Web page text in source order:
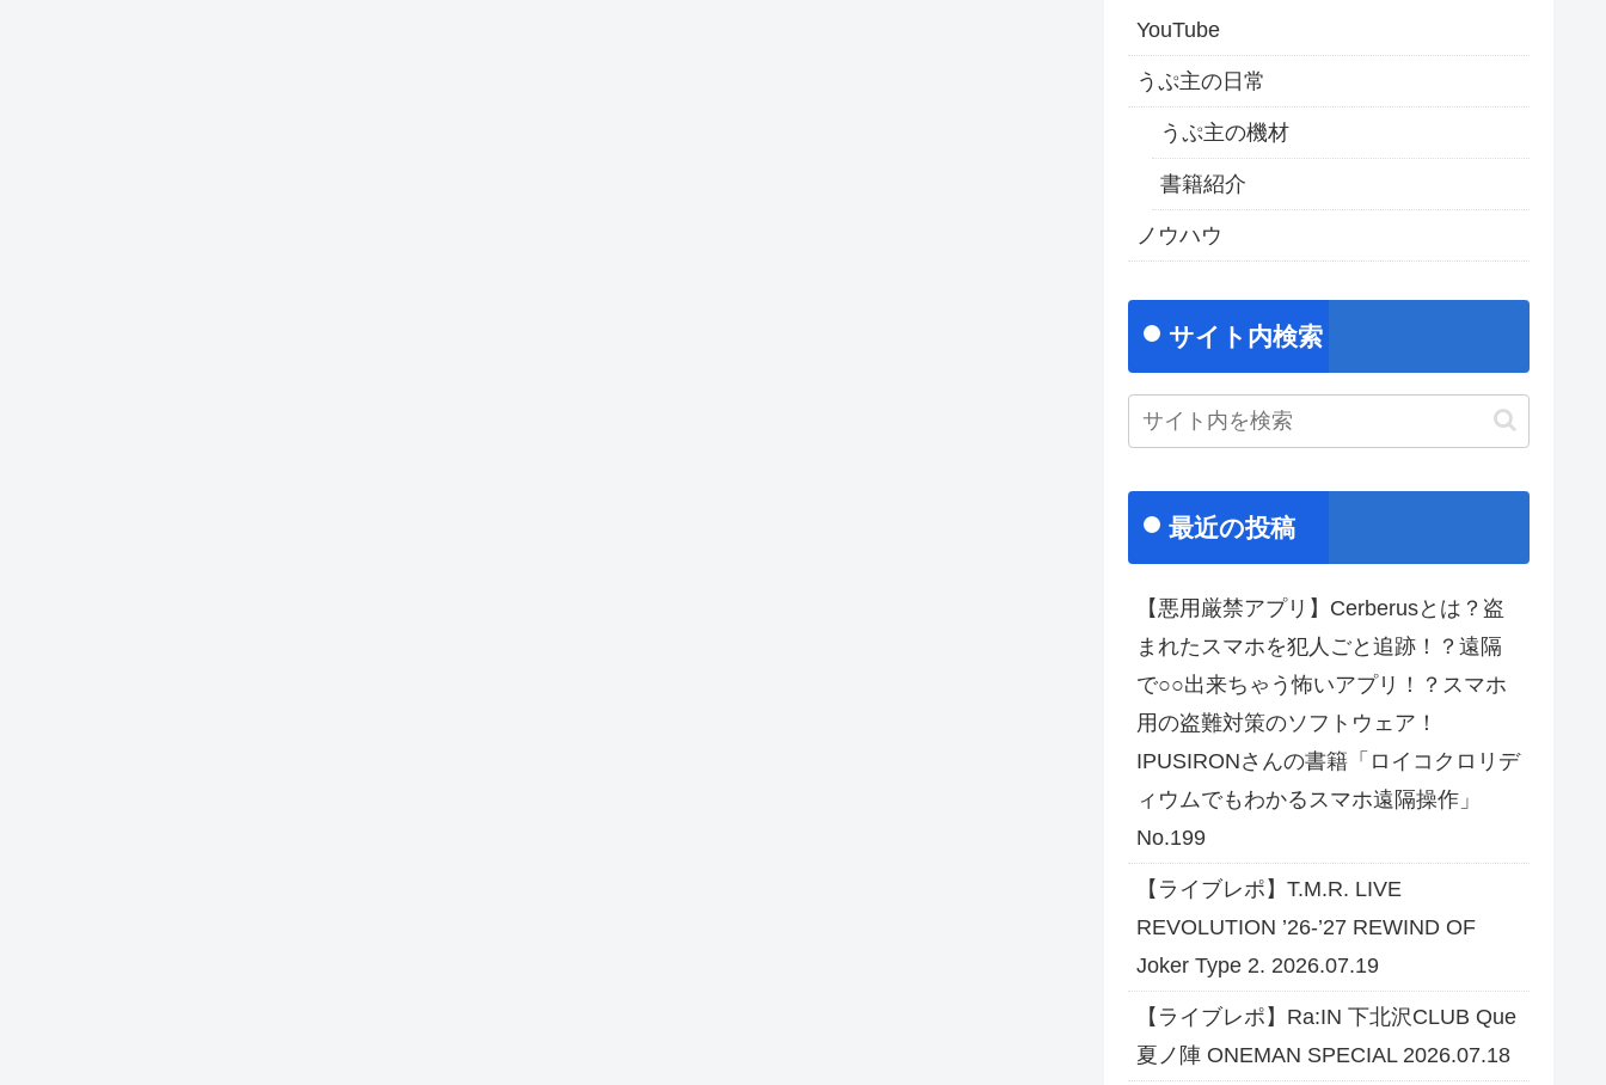
YouTube
うぷ主の日常
うぷ主の機材
書籍紹介
ノウハウ
サイト内検索
最近の投稿
【悪用厳禁アプリ】Cerberusとは？盗
まれたスマホを犯人ごと追跡！？遠隔
で○○出来ちゃう怖いアプリ！？スマホ
用の盗難対策のソフトウェア！
IPUSIRONさんの書籍「ロイコクロリデ
ィウムでもわかるスマホ遠隔操作」
No.199
【ライブレポ】T.M.R. LIVE
REVOLUTION ’26-’27 REWIND OF
Joker Type 2. 2026.07.19
【ライブレポ】Ra:IN 下北沢CLUB Que
夏ノ陣 ONEMAN SPECIAL 2026.07.18